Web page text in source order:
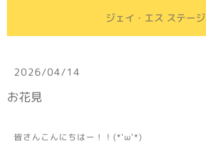
ジェイ・エス ステージ
2026/04/14
お花見
皆さんこんにちはー！！(*'ω'*)